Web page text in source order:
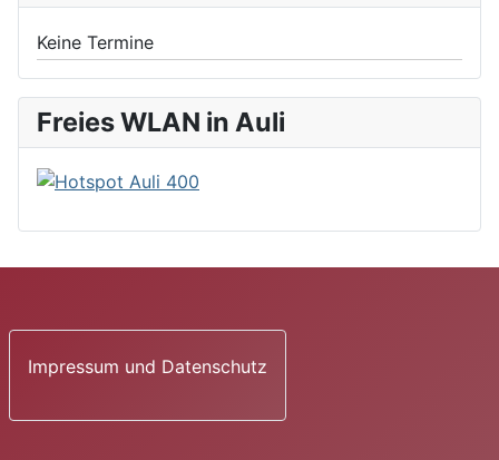
Keine Termine
Freies WLAN in Auli
Impressum und Datenschutz